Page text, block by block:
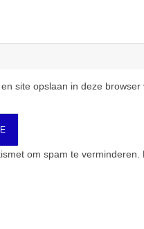
site opslaan in deze
om spam te verminderen.